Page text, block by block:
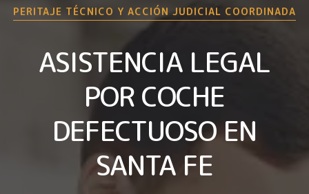
PERITAJE TÉCNICO Y ACCIÓN JUDICIAL COORDINADA
ASISTENCIA LEGAL
POR COCHE
DEFECTUOSO EN
SANTA FE